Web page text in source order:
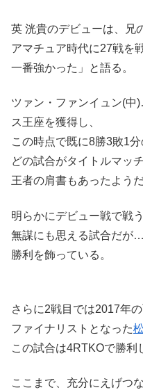
英 洸貴のデビューは、兄
アマチュア時代に27戦を
一番強かった」と語る。
ツァン・ファンイュン(
ス王座を獲得し、
この時点で既に8勝3敗1
どの試合がタイトルマッ
王者の肩書もあったようだ
明らかにデビュー戦で戦
無謀にも思える試合だが
勝利を飾っている。
さらに2戦目では2017年
ファイナリストとなった
この試合は4RTKOで勝利
ここまで、充分にえげつ